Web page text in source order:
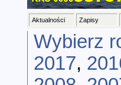
Aktualności Zapisy
Wybierz
2017,